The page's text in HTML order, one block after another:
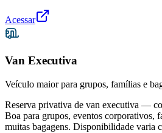
Acessar
Van Executiva
Veículo maior para grupos, famílias e
Reserva privativa de van executiva —
Boa para grupos, eventos corporativos,
muitas bagagens. Disponibilidade varia